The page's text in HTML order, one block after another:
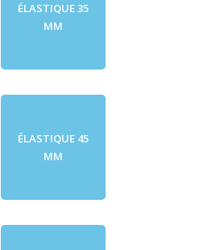
ÉLASTIQUE 35
MM
ÉLASTIQUE 45
MM